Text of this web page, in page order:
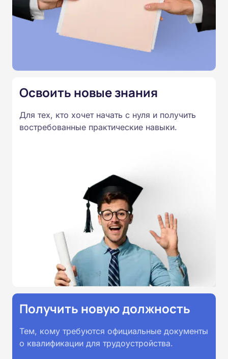
видеолекций и без видеоконференций, поэтому вы
можете учиться удалённо в удобное время. После
каждого модуля предусмотрены тесты, а итоговая
аттестация проводится онлайн. По завершении
курса выдаётся удостоверение установленного
Освоить новые знания
Для тех, кто хочет начать с нуля и получить
востребованные практические навыки.
Получить новую должность
Тем, кому требуются официальные документы
о квалификации для трудоустройства.